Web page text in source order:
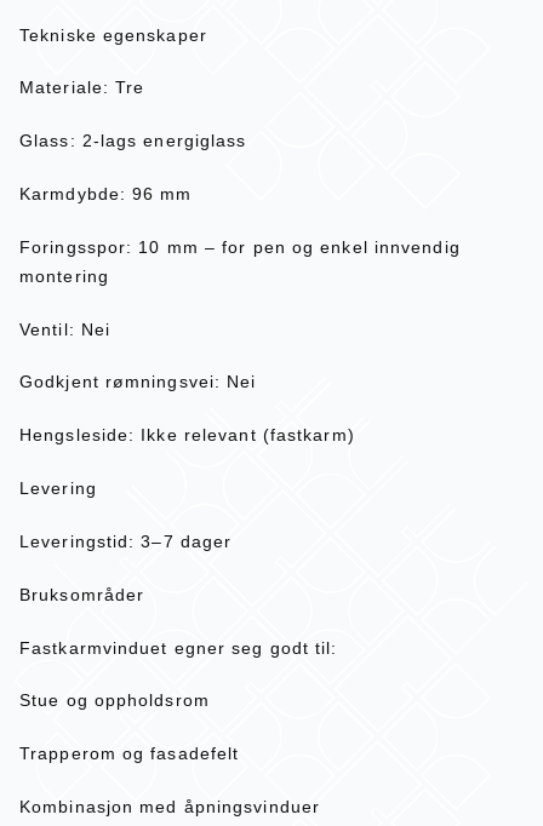
Tekniske egenskaper
Materiale: Tre
Glass: 2-lags energiglass
Karmdybde: 96 mm
Foringsspor: 10 mm – for pen og enkel innvendig
montering
Ventil: Nei
Godkjent rømningsvei: Nei
Hengsleside: Ikke relevant (fastkarm)
Levering
Leveringstid: 3–7 dager
Bruksområder
Fastkarmvinduet egner seg godt til:
Stue og oppholdsrom
Trapperom og fasadefelt
Kombinasjon med åpningsvinduer